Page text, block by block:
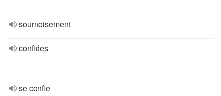
sournoisement
confides
se confie